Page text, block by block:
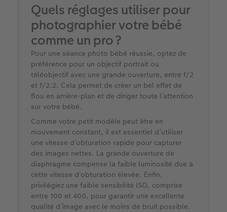
Quels réglages utiliser pour
photographier votre bébé
comme un pro ?
Pour une séance photo bébé réussie, optez de
préférence pour un objectif portrait ou
téléobjectif avec une grande ouverture, entre f/2
et f/2.2. Cela permet de créer un bel effet de
flou en arrière-plan et de diriger toute l’attention
sur votre bébé. ​
Comme votre petit modèle peut être en
mouvement constant, il est essentiel d’utiliser
une vitesse d’obturation rapide pour capturer
des images nettes. La grande ouverture de
diaphragme compense la faible luminosité due à
cette vitesse d'obturation élevée. Enfin,
privilégiez une faible sensibilité ISO, comprise
entre 100 et 400, pour garantir une excellente
qualité d’image avec le moins de bruit possible.